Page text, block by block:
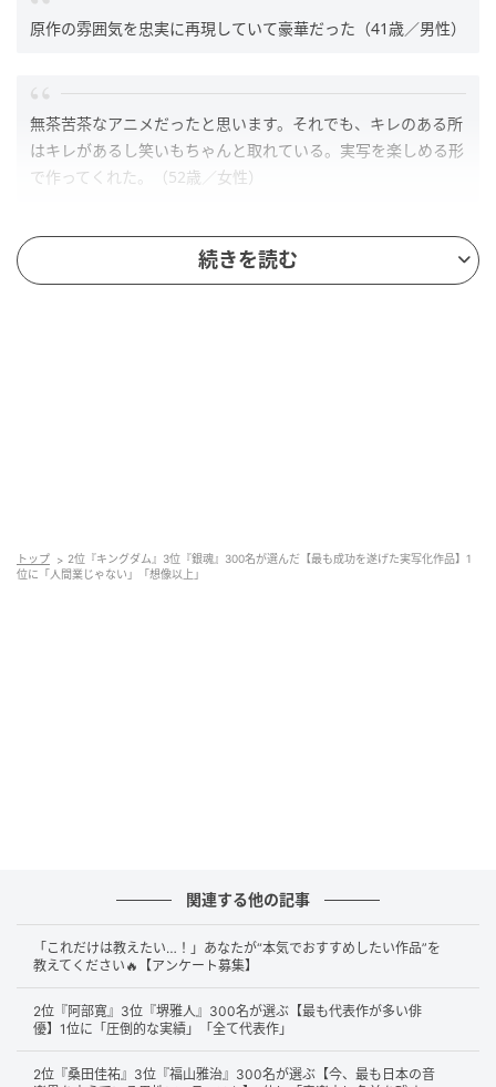
原作の雰囲気を忠実に再現していて豪華だった（41歳／男性）
無茶苦茶なアニメだったと思います。それでも、キレのある所
はキレがあるし笑いもちゃんと取れている。実写を楽しめる形
で作ってくれた。（52歳／女性）
ギャグの面白さそのままにキャラの完成度も高かった（28歳／
キングダム』。壮大なスケールで描かれる戦国時代
劇ですが、その迫力やキャスト陣へのこだわりが多く
の支持につながりました。シリーズ化されていること
や、配役・映像美への満足度も高いようです。
配役も素晴らしいし、シリーズも大ヒットしている（46歳／女
続きを読む
トップ
2位『キングダム』3位『銀魂』300名が選んだ【最も成功を遂げた実写化作品】1
位に「人間業じゃない」「想像以上」
関連する他の記事
「これだけは教えたい…！」あなたが“本気でおすすめしたい作品”を
教えてください🔥【アンケート募集】
2位『阿部寛』3位『堺雅人』300名が選ぶ【最も代表作が多い俳
優】1位に「圧倒的な実績」「全て代表作」
2位『桑田佳祐』3位『福山雅治』300名が選ぶ【今、最も日本の音